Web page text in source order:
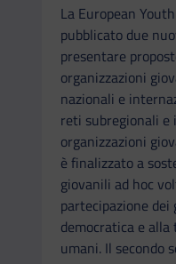
La European
pubblicato due
presentare
organizzazioni
nazionali e
reti subregionali
organizzazioni
è finalizzato a
giovanili ad hoc
partecipazione
democratica e
umani. Il secondo